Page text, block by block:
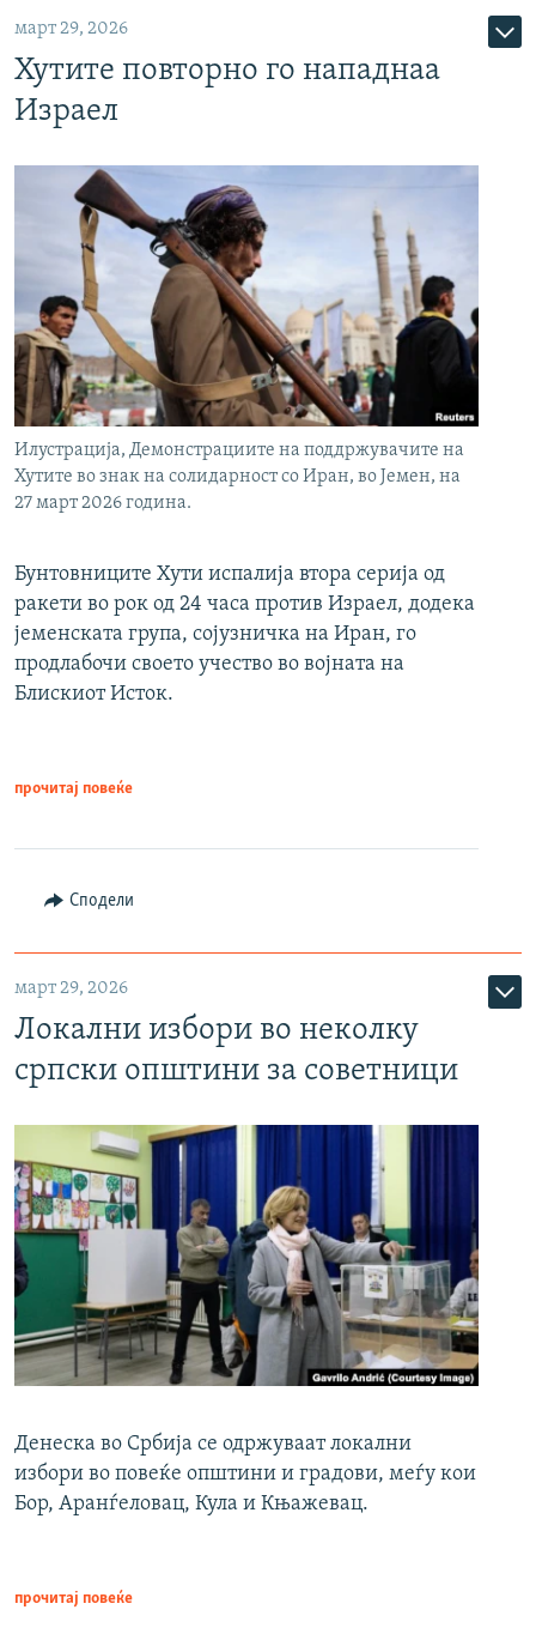
март 29, 2026
Хутите повторно го нападнаа
Израел
Илустрација, Демонстрациите на поддржувачите на
Хутите во знак на солидарност со Иран, во Јемен, на
27 март 2026 година.
Бунтовниците Хути испалија втора серија од
ракети во рок од 24 часа против Израел, додека
јеменската група, сојузничка на Иран, го
продлабочи своето учество во војната на
Блискиот Исток.
прочитај повеќе
Сподели
март 29, 2026
Локални избори во неколку
српски општини за советници
Денеска во Србија се одржуваат локални
избори во повеќе општини и градови, меѓу кои
Бор, Аранѓеловац, Кула и Књажевац.
прочитај повеќе